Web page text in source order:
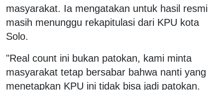
masyarakat. Ia mengatakan untuk hasil resmi
masih menunggu rekapitulasi dari KPU kota
Solo.
"Real count ini bukan patokan, kami minta
masyarakat tetap bersabar bahwa nanti yang
menetapkan KPU ini tidak bisa jadi patokan.